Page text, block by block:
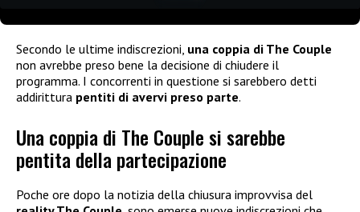
Secondo le ultime indiscrezioni, una coppia di The Couple
non avrebbe preso bene la decisione di chiudere il
programma. I concorrenti in questione si sarebbero detti
addirittura pentiti di avervi preso parte.
Una coppia di The Couple si sarebbe
pentita della partecipazione
Poche ore dopo la notizia della chiusura improvvisa del